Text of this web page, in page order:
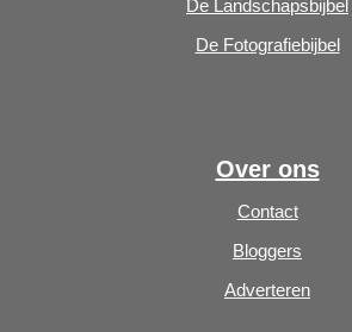
De Landschapsbijbel
De Fotografiebijbel
Over ons
Contact
Bloggers
Adverteren